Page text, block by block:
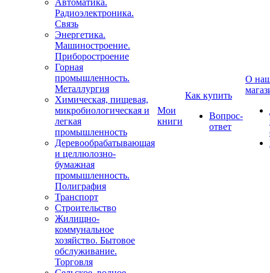
Автоматика.
Радиоэлектроника.
Связь
Энергетика.
Машиностроение.
Приборостроение
Горная
промышленность.
Металлургия
Химическая, пищевая,
микробиологическая и
легкая
промышленность
Деревообрабатывающая
и целлюлозно-
бумажная
промышленность.
Полиграфия
Транспорт
Строительство
Жилищно-
коммунальное
хозяйство. Бытовое
обслуживание.
Торговля
Мои
книги
Как купить
Вопрос-
ответ
О